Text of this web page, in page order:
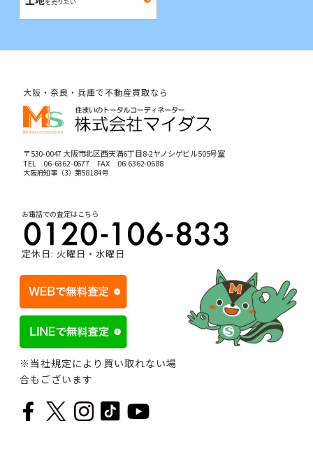
大阪・奈良・兵庫で不動産買取なら
〒530-0047 大阪市北区西天満6丁目8-2ヤノシゲビル505号室
TEL 06-6362-0677FAX 06-6362-0688
大阪府知事（3）第58184号
お電話での査定はこちら
定休日: 火曜日・水曜日
※当社規定により買い取れない場
合もございます